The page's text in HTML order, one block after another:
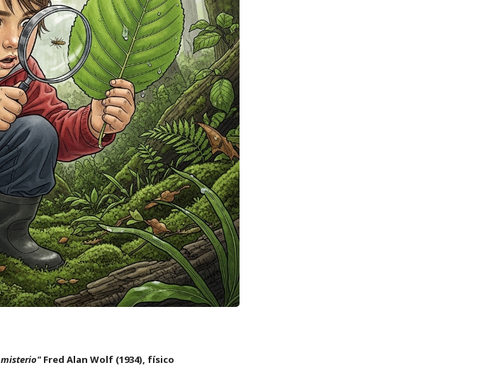
misterio"Fred Alan Wolf (1934), físico